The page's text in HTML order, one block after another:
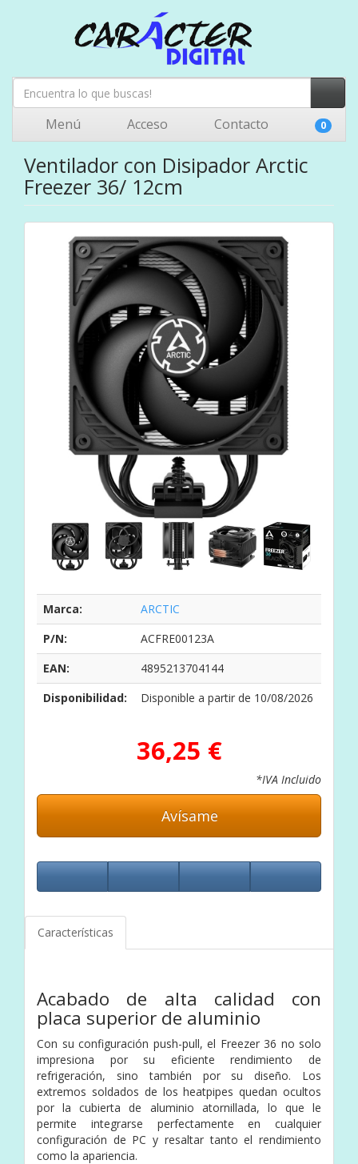
Menú Acceso Contacto 0
Ventilador con Disipador Arctic
Freezer 36/ 12cm
Marca:
ARCTIC
P/N:
ACFRE00123A
EAN:
4895213704144
Disponibilidad:
Disponible a partir de 10/08/2026
36,25 €
*IVA Incluido
Avísame
Características
Acabado de alta calidad con
placa superior de aluminio
Con su configuración push-pull, el Freezer 36 no solo
impresiona por su eficiente rendimiento de
refrigeración, sino también por su diseño. Los
extremos soldados de los heatpipes quedan ocultos
por la cubierta de aluminio atornillada, lo que le
permite integrarse perfectamente en cualquier
configuración de PC y resaltar tanto el rendimiento
como la apariencia.